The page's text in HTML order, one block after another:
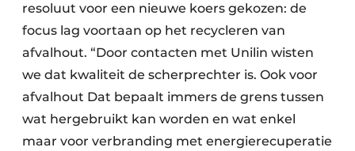
Metaalrecyclage
Papierafval
Textielrecyclage
resoluut voor een nieuwe koers gekozen: de
focus lag voortaan op het recycleren van
afvalhout. “Door contacten met Unilin wisten
we dat kwaliteit de scherprechter is. Ook voor
afvalhout Dat bepaalt immers de grens tussen
wat hergebruikt kan worden en wat enkel
maar voor verbranding met energierecuperatie